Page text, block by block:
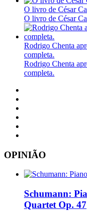
O livro de César
O livro de César
Rodrigo Chenta
completa.
Rodrigo Chenta
completa.
OPINIÃO
Schumann:
Quartet Op. 47